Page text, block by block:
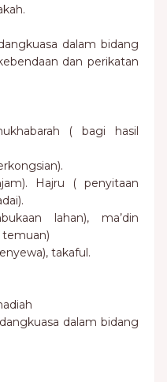
dalam bidang
dan perikatan
( bagi hasil
Hajru ( penyitaan
lahan), ma’din
temuan)
takaful.
dalam bidang